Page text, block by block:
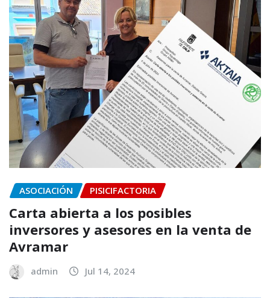
ASOCIACIÓN PISICIFACTORIA
Carta abierta a los posibles
inversores y asesores en la venta de
Avramar
admin Jul 14, 2024